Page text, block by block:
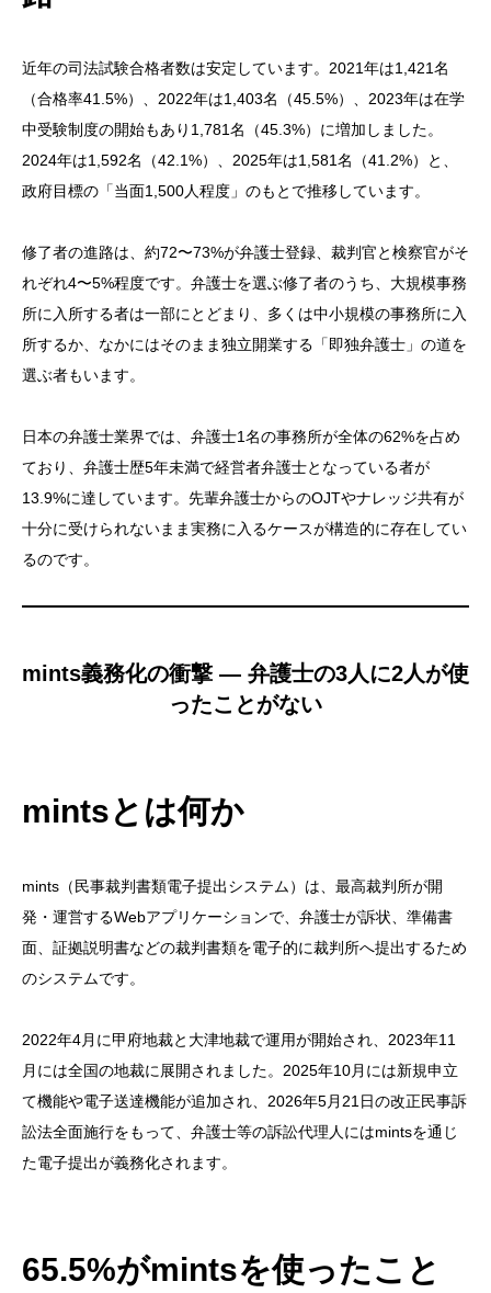
近年の司法試験合格者数は安定しています。2021年は1,421名
（合格率41.5%）、2022年は1,403名（45.5%）、2023年は在学
中受験制度の開始もあり1,781名（45.3%）に増加しました。
2024年は1,592名（42.1%）、2025年は1,581名（41.2%）と、
政府目標の「当面1,500人程度」のもとで推移しています。
修了者の進路は、約72〜73%が弁護士登録、裁判官と検察官がそ
れぞれ4〜5%程度です。弁護士を選ぶ修了者のうち、大規模事務
所に入所する者は一部にとどまり、多くは中小規模の事務所に入
所するか、なかにはそのまま独立開業する「即独弁護士」の道を
選ぶ者もいます。
日本の弁護士業界では、弁護士1名の事務所が全体の62%を占め
ており、弁護士歴5年未満で経営者弁護士となっている者が
13.9%に達しています。先輩弁護士からのOJTやナレッジ共有が
十分に受けられないまま実務に入るケースが構造的に存在してい
るのです。
mints義務化の衝撃 — 弁護士の3人に2人が使
ったことがない
mintsとは何か
mints（民事裁判書類電子提出システム）は、最高裁判所が開
発・運営するWebアプリケーションで、弁護士が訴状、準備書
面、証拠説明書などの裁判書類を電子的に裁判所へ提出するため
のシステムです。
2022年4月に甲府地裁と大津地裁で運用が開始され、2023年11
月には全国の地裁に展開されました。2025年10月には新規申立
て機能や電子送達機能が追加され、2026年5月21日の改正民事訴
訟法全面施行をもって、弁護士等の訴訟代理人にはmintsを通じ
た電子提出が義務化されます。
65.5%がmintsを使ったこと